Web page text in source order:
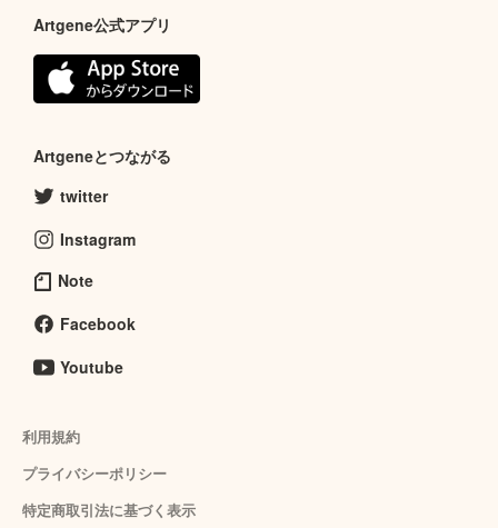
Artgene公式アプリ
Artgeneとつながる
twitter
Instagram
Note
Facebook
Youtube
利用規約
プライバシーポリシー
特定商取引法に基づく表示